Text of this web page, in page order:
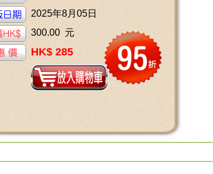
2025年8月05日
300.00 元
HK$ 285